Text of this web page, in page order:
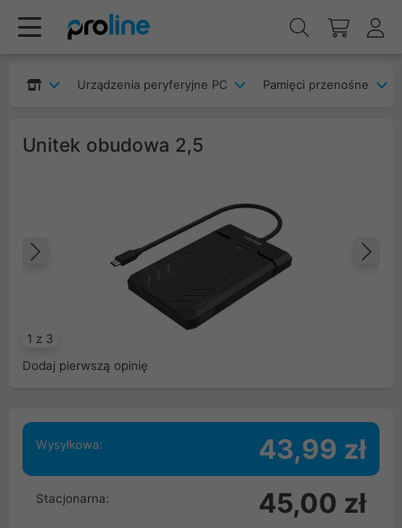
Urządzenia peryferyjne PC Pamięci przenośne
Unitek obudowa 2,5
1 z 3
Poprzedni
Dodaj pierwszą opinię
Wysyłkowa: 43,99 zł
Stacjonarna: 45,00 zł